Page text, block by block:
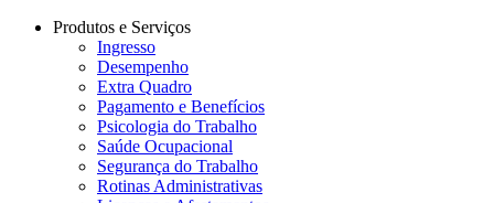
Produtos e Serviços
Ingresso
Desempenho
Extra Quadro
Pagamento e Benefícios
Psicologia do Trabalho
Saúde Ocupacional
Segurança do Trabalho
Rotinas Administrativas